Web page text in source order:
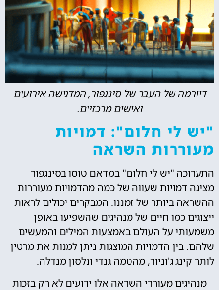
דיורמה של העבר של סינגפור, המדגישה אירועים
ואישים מרכזיים.
"יש לי חלום": דמויות
מעוררות השראה
התערוכה "יש לי חלום" במדאם טוסו בסינגפור
מציגה דמויות שעווה של כמה מהדמויות מעוררות
ההשראה ביותר של זמננו. המבקרים יכולים לראות
ייצוגים כמו חיים של מנהיגים שהשפיעו באופן
משמעותי על העולם באמצעות המילים והמעשים
שלהם. בין הדמויות המוצגות ניתן למנות את מרטין
לותר קינג ג'וניור, מהטמה גנדי ונלסון מנדלה.
מנהיגים מעוררי השראה אלו ידועים לא רק בזכות